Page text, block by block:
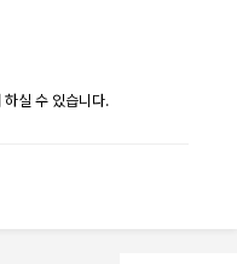
실 수 있습니다.